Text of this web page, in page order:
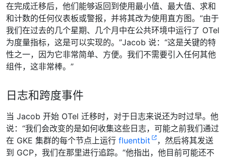
在完成迁移后，他们能够返回到使用最小值、最大值、求和
和计数的任何仪表板或警报，并将其改为使用直方图。“由于
我们在过去的几个星期、几个月中在公共环境中运行了 OTel
为度量指标，这是可以实现的。”Jacob 说：“这是关键的特
性之一，因为它非常简单、方便。我们不需要引入任何其他
组件，这非常棒。”
日志和跨度事件
当 Jacob 开始 OTel 迁移时，对于日志来说还为时过早。他
说：“我们会改变的是如何收集这些日志，可能之前我们通过
在 GKE 集群的每个节点上运行 fluentbit
，然后将其发送
到 GCP，我们在那里进行追踪。”他指出，他目前可能还不